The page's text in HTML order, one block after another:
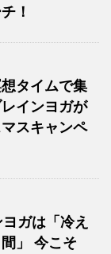
！
タイムで集
インヨガが
スキャンペ
ガは「冷え
」 今こそ